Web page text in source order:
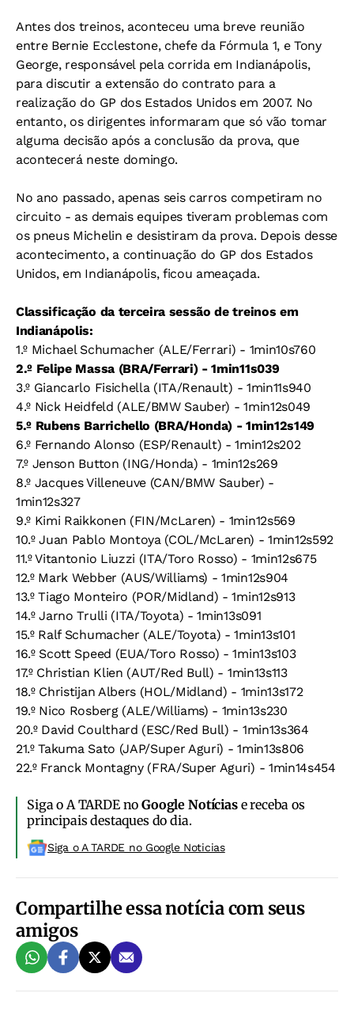
Antes dos treinos, aconteceu uma breve reunião
entre Bernie Ecclestone, chefe da Fórmula 1, e Tony
George, responsável pela corrida em Indianápolis,
para discutir a extensão do contrato para a
realização do GP dos Estados Unidos em 2007. No
entanto, os dirigentes informaram que só vão tomar
alguma decisão após a conclusão da prova, que
acontecerá neste domingo.
No ano passado, apenas seis carros competiram no
circuito - as demais equipes tiveram problemas com
os pneus Michelin e desistiram da prova. Depois desse
acontecimento, a continuação do GP dos Estados
Unidos, em Indianápolis, ficou ameaçada.
Classificação da terceira sessão de treinos em
Indianápolis:
1.º Michael Schumacher (ALE/Ferrari) - 1min10s760
2.º Felipe Massa (BRA/Ferrari) - 1min11s039
3.º Giancarlo Fisichella (ITA/Renault) - 1min11s940
4.º Nick Heidfeld (ALE/BMW Sauber) - 1min12s049
5.º Rubens Barrichello (BRA/Honda) - 1min12s149
6.º Fernando Alonso (ESP/Renault) - 1min12s202
7.º Jenson Button (ING/Honda) - 1min12s269
8.º Jacques Villeneuve (CAN/BMW Sauber) -
1min12s327
9.º Kimi Raikkonen (FIN/McLaren) - 1min12s569
10.º Juan Pablo Montoya (COL/McLaren) - 1min12s592
11.º Vitantonio Liuzzi (ITA/Toro Rosso) - 1min12s675
12.º Mark Webber (AUS/Williams) - 1min12s904
13.º Tiago Monteiro (POR/Midland) - 1min12s913
14.º Jarno Trulli (ITA/Toyota) - 1min13s091
15.º Ralf Schumacher (ALE/Toyota) - 1min13s101
16.º Scott Speed (EUA/Toro Rosso) - 1min13s103
17.º Christian Klien (AUT/Red Bull) - 1min13s113
18.º Christijan Albers (HOL/Midland) - 1min13s172
19.º Nico Rosberg (ALE/Williams) - 1min13s230
20.º David Coulthard (ESC/Red Bull) - 1min13s364
21.º Takuma Sato (JAP/Super Aguri) - 1min13s806
22.º Franck Montagny (FRA/Super Aguri) - 1min14s454
Siga o A TARDE noGoogle Notíciase receba os
principais destaques do dia.
Siga o A TARDE no Google Noticias
Compartilhe essa notícia com seus
amigos